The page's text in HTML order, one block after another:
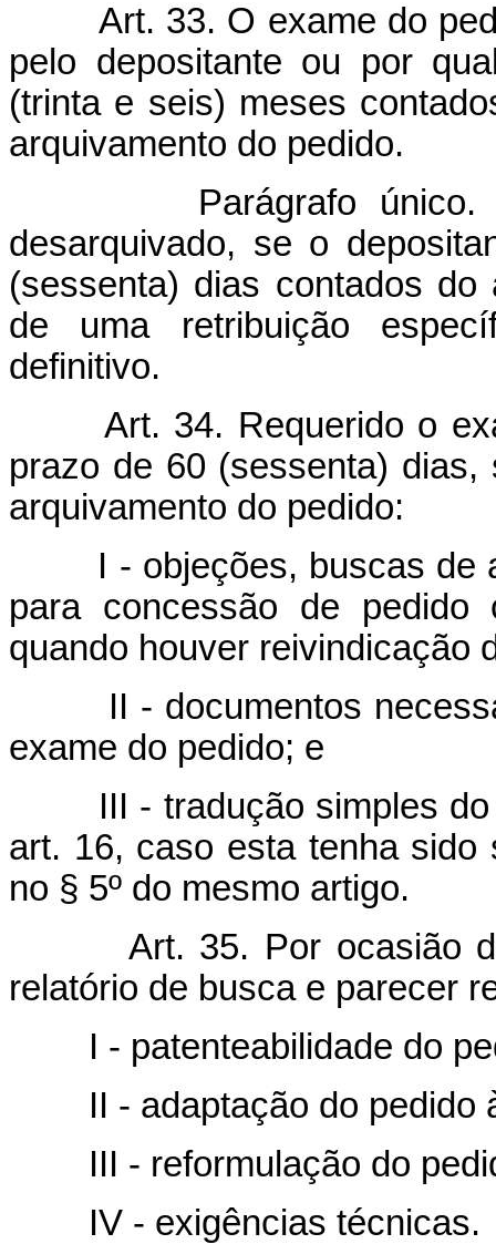
Art. 33. O exame do
pelo depositante ou por
(trinta e seis) meses
arquivamento do pedido.
Parágrafo
desarquivado, se o
(sessenta) dias contados do
de uma retribuição
definitivo.
Art. 34. Requerido o
prazo de 60 (sessenta)
arquivamento do pedido:
I - objeções, buscas de
para concessão de pedido
quando houver reivindicação
II - documentos
exame do pedido; e
III - tradução simples
art. 16, caso esta tenha sido
no § 5º do mesmo artigo.
Art. 35. Por ocasião
relatório de busca e parecer
I - patenteabilidade do
II - adaptação do pedido
III - reformulação do
IV - exigências técnicas.